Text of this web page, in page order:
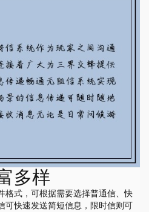
多样
格式，可根据需要选择普通信、快
可快速发送简短信息，限时信则可